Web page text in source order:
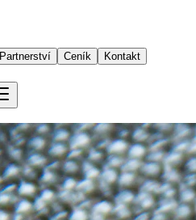
Partnerství Ceník
Kontakt